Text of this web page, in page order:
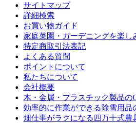
サイトマップ
詳細検索
お買い物ガイド
家庭菜園・ガーデニングを楽し
特定商取引法表記
よくある質問
ポイントについて
私たちについて
会社概要
木・金属・プラスチック製品の
効率的に作業ができる除雪用品
畑仕事がラクになる四万十式農